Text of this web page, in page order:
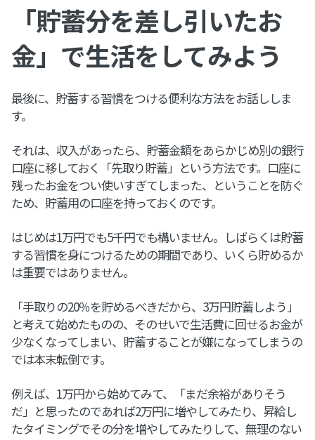
「貯蓄分を差し引いたお
金」で生活をしてみよう
最後に、貯蓄する習慣をつける便利な方法をお話ししま
す。
それは、収入があったら、貯蓄金額をあらかじめ別の銀行
口座に移しておく「先取り貯蓄」という方法です。口座に
残ったお金をつい使いすぎてしまった、ということを防ぐ
ため、貯蓄用の口座を持っておくのです。
はじめは1万円でも5千円でも構いません。しばらくは貯蓄
する習慣を身につけるための期間であり、いくら貯めるか
は重要ではありません。
「手取りの20％を貯めるべきだから、3万円貯蓄しよう」
と考えて始めたものの、そのせいで生活費に回せるお金が
少なくなってしまい、貯蓄することが嫌になってしまうの
では本末転倒です。
例えば、1万円から始めてみて、「まだ余裕がありそう
だ」と思ったのであれば2万円に増やしてみたり、昇給し
たタイミングでその分を増やしてみたりして、無理のない